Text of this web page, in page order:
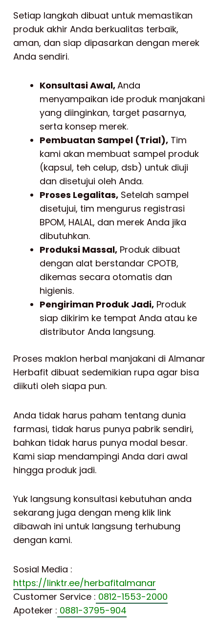
Setiap langkah dibuat untuk memastikan
produk akhir Anda berkualitas terbaik,
aman, dan siap dipasarkan dengan merek
Anda sendiri.
Konsultasi Awal,Anda
menyampaikan ide produk manjakani
yang diinginkan, target pasarnya,
serta konsep merek.
Pembuatan Sampel (Trial), Tim
kami akan membuat sampel produk
(kapsul, teh celup, dsb) untuk diuji
dan disetujui oleh Anda.
Proses Legalitas, Setelah sampel
disetujui, tim mengurus registrasi
BPOM, HALAL, dan merek Anda jika
dibutuhkan.
Produksi Massal, Produk dibuat
dengan alat berstandar CPOTB,
dikemas secara otomatis dan
higienis.
Pengiriman Produk Jadi, Produk
siap dikirim ke tempat Anda atau ke
distributor Anda langsung.
Proses maklon herbal manjakani di Almanar
Herbafit dibuat sedemikian rupa agar bisa
diikuti oleh siapa pun.
Anda tidak harus paham tentang dunia
farmasi, tidak harus punya pabrik sendiri,
bahkan tidak harus punya modal besar.
Kami siap mendampingi Anda dari awal
hingga produk jadi.
Yuk langsung konsultasi kebutuhan anda
sekarang juga dengan meng klik link
dibawah ini untuk langsung terhubung
dengan kami.
Sosial Media :
https://linktr.ee/herbafitalmanar
Customer Service : 0812-1553-2000
Apoteker : 0881-3795-904